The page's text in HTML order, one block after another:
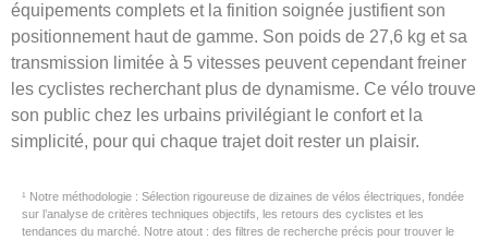
équipements complets et la finition soignée justifient son
positionnement haut de gamme. Son poids de 27,6 kg et sa
transmission limitée à 5 vitesses peuvent cependant freiner
les cyclistes recherchant plus de dynamisme. Ce vélo trouve
son public chez les urbains privilégiant le confort et la
simplicité, pour qui chaque trajet doit rester un plaisir.
¹ Notre méthodologie : Sélection rigoureuse de dizaines de vélos électriques, fondée
sur l’analyse de critères techniques objectifs, les retours des cyclistes et les
tendances du marché. Notre atout : des filtres de recherche précis pour trouver le